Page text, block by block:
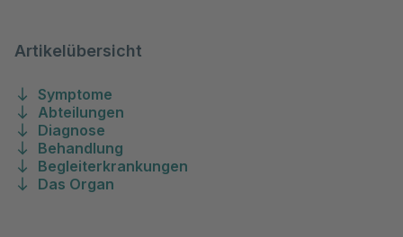
Artikelübersicht
Symptome
Abteilungen
Diagnose
Behandlung
Begleiterkrankungen
Das Organ